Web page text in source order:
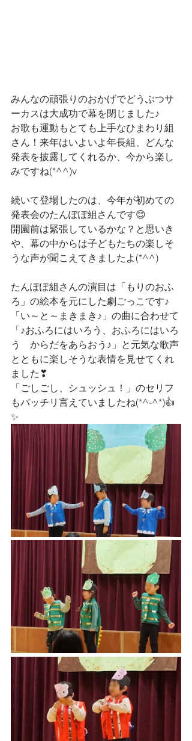
みんなの頑張りのおかげでどうぶつサ
ーカスは大成功で幕を閉じました♪
お歌も運動もとても上手なひまわり組
さん！来年はいよいよ年長組、どんな
発表を披露してくれるか、今から楽し
みですね(*^^)v
続いて登場したのは、今年が初めての
発表会のたんぽぽ組さんです😊
開園前は緊張しているかな？と思いき
や、幕の中からは子どもたちの楽しそ
うな声が聞こえてきましたよ(*^^)
たんぽぽ組さんの演目は「もりのおふ
ろ」の絵本を元にした劇ごっこです♪
「い～と～まきまき♪」の曲に合わせて
「♪おふろにはいろう、おふろにはいろ
う　からだをあらおう♪」と元気な歌声
とともに楽しそうな表情を見せてくれ
ました❣
「ごしごし、シュッシュ！」のセリフ
もバッチリ言えていましたね(*^-^*)👍
✨